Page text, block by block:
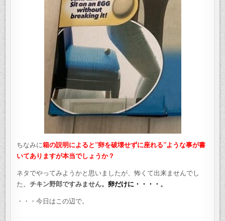
ちなみに箱の説明によると”卵を破壊せずに座れる”ような事が書
いてありますが本当でしょうか？
ネタでやってみようかと思いましたが、怖くて出来ませんでし
た。チキン野郎ですみません。 卵だけに・・・・ 。
・・・今日はこの辺で。